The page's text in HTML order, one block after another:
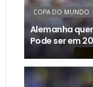
COPA DO MUNDO
Alemanha
Pode ser em